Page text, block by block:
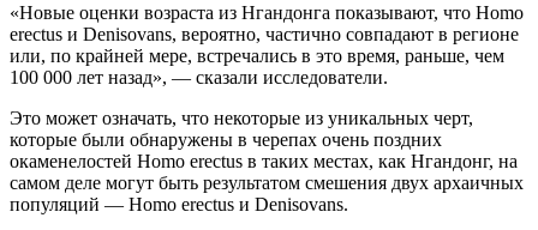
«Новые оценки возраста из Нгандонга показывают, что Homo
erectus и Denisovans, вероятно, частично совпадают в регионе
или, по крайней мере, встречались в это время, раньше, чем
100 000 лет назад», — сказали исследователи.
Это может означать, что некоторые из уникальных черт,
которые были обнаружены в черепах очень поздних
окаменелостей Homo erectus в таких местах, как Нгандонг, на
самом деле могут быть результатом смешения двух архаичных
популяций — Homo erectus и Denisovans.